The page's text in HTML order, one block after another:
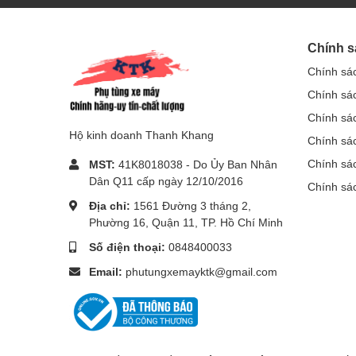
Hộ kinh doanh Thanh Khang
MST: 41K8018038 - Do Ủy Ban Nhân
Dân Q11 cấp ngày 12/10/2016
Địa chỉ: 1561 Đường 3 tháng 2,
Phường 16, Quận 11, TP. Hồ Chí Minh
Số điện thoại: 0848400033
Email: phutungxemayktk@gmail.com
Chính
Chính
Chính
Chính
Chính
Chính
Chính